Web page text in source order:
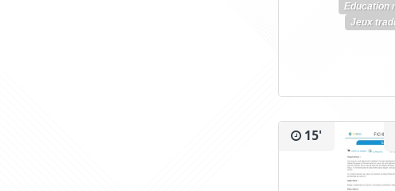
Education
Jeux
15'